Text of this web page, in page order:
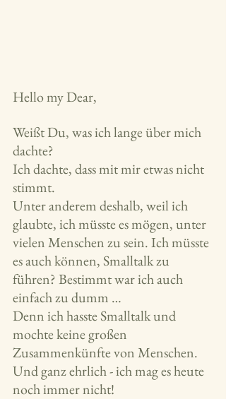
Hello my Dear,
Weißt Du, was ich lange über mich
dachte?
Ich dachte, dass mit mir etwas nicht
stimmt.
Unter anderem deshalb, weil ich
glaubte, ich müsste es mögen, unter
vielen Menschen zu sein. Ich müsste
es auch können, Smalltalk zu
führen? Bestimmt war ich auch
einfach zu dumm …
Denn ich hasste Smalltalk und
mochte keine großen
Zusammenkünfte von Menschen.
Und ganz ehrlich - ich mag es heute
noch immer nicht!